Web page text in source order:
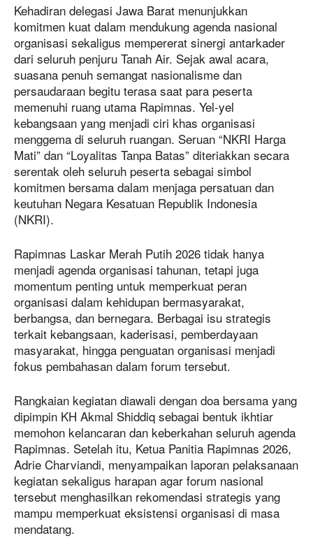
Kehadiran delegasi Jawa Barat menunjukkan
komitmen kuat dalam mendukung agenda nasional
organisasi sekaligus mempererat sinergi antarkader
dari seluruh penjuru Tanah Air. Sejak awal acara,
suasana penuh semangat nasionalisme dan
persaudaraan begitu terasa saat para peserta
memenuhi ruang utama Rapimnas. Yel-yel
kebangsaan yang menjadi ciri khas organisasi
menggema di seluruh ruangan. Seruan “NKRI Harga
Mati” dan “Loyalitas Tanpa Batas” diteriakkan secara
serentak oleh seluruh peserta sebagai simbol
komitmen bersama dalam menjaga persatuan dan
keutuhan Negara Kesatuan Republik Indonesia
(NKRI).
Rapimnas Laskar Merah Putih 2026 tidak hanya
menjadi agenda organisasi tahunan, tetapi juga
momentum penting untuk memperkuat peran
organisasi dalam kehidupan bermasyarakat,
berbangsa, dan bernegara. Berbagai isu strategis
terkait kebangsaan, kaderisasi, pemberdayaan
masyarakat, hingga penguatan organisasi menjadi
fokus pembahasan dalam forum tersebut.
Rangkaian kegiatan diawali dengan doa bersama yang
dipimpin KH Akmal Shiddiq sebagai bentuk ikhtiar
memohon kelancaran dan keberkahan seluruh agenda
Rapimnas. Setelah itu, Ketua Panitia Rapimnas 2026,
Adrie Charviandi, menyampaikan laporan pelaksanaan
kegiatan sekaligus harapan agar forum nasional
tersebut menghasilkan rekomendasi strategis yang
mampu memperkuat eksistensi organisasi di masa
mendatang.